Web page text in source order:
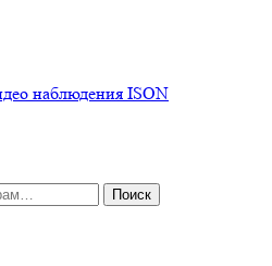
наблюдения ISON
Поиск